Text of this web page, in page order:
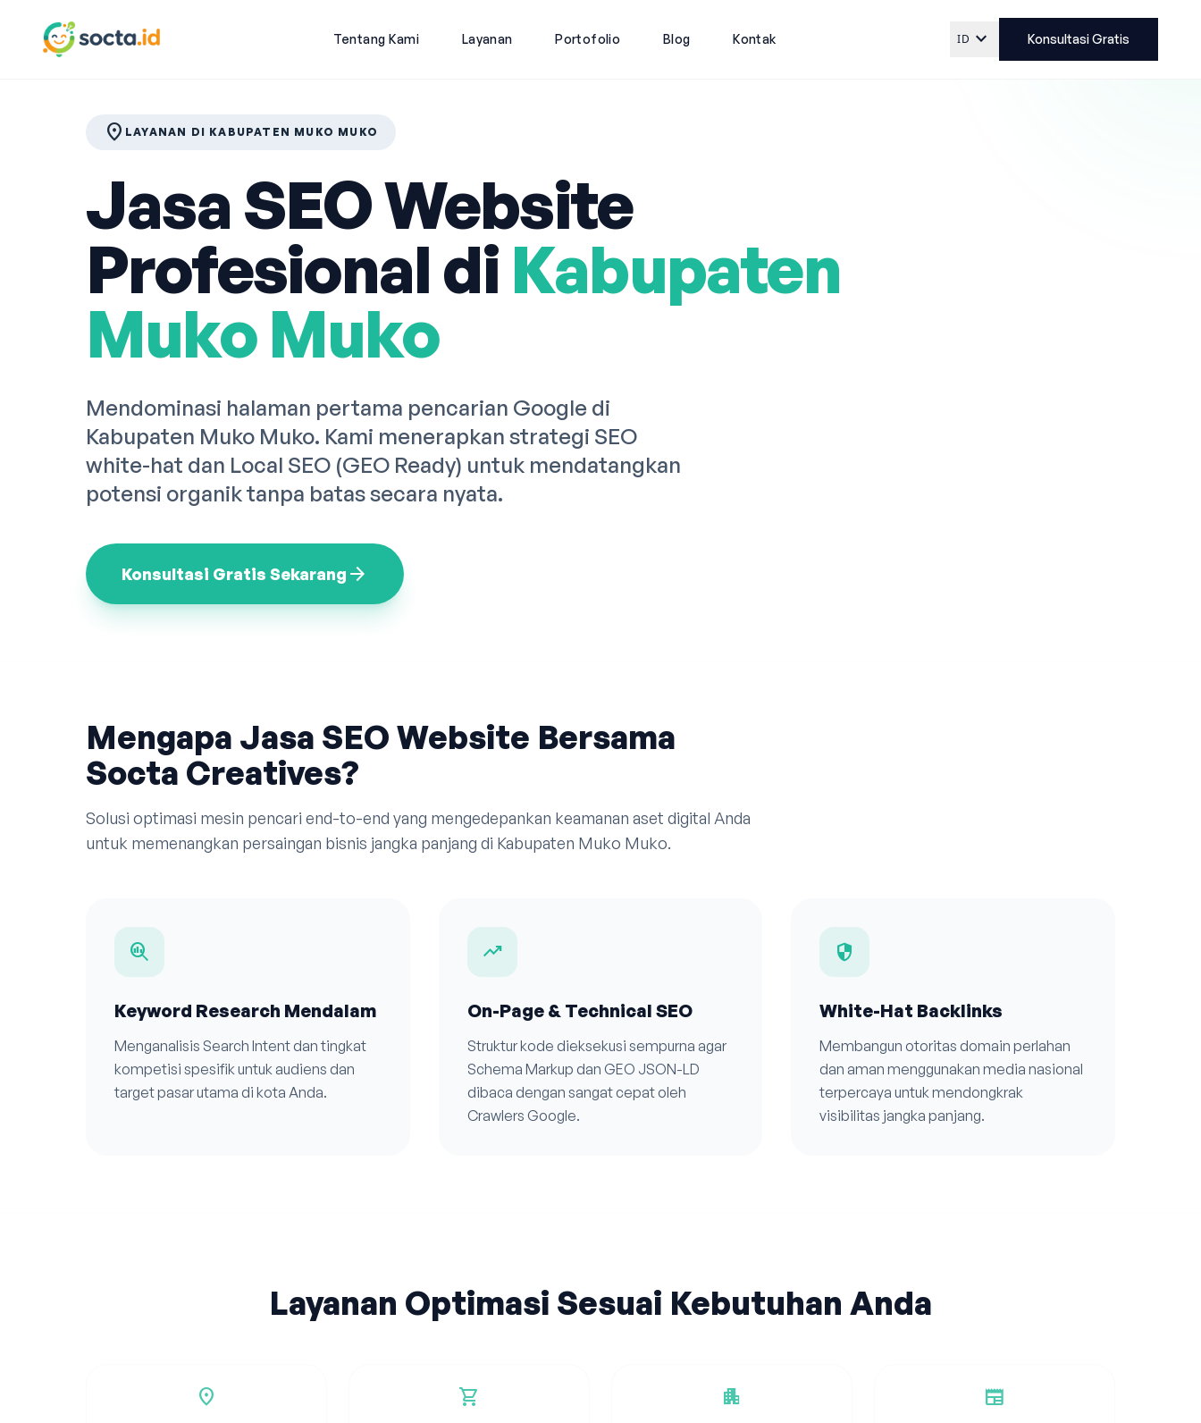
Tentang Kami Layanan Portofolio Blog Kontak ID expand_more Konsultasi Gratis
location_on LAYANAN DI KABUPATEN MUKO MUKO
Jasa SEO Website
Profesional di Kabupaten
Muko Muko
Mendominasi halaman pertama pencarian Google di
Kabupaten Muko Muko. Kami menerapkan strategi SEO
white-hat dan Local SEO (GEO Ready) untuk mendatangkan
potensi organik tanpa batas secara nyata.
Konsultasi Gratis Sekarang arrow_forward
Mengapa Jasa SEO Website Bersama
Socta Creatives?
Solusi optimasi mesin pencari end-to-end yang mengedepankan keamanan aset digital Anda
untuk memenangkan persaingan bisnis jangka panjang di Kabupaten Muko Muko.
search_insights
Keyword Research Mendalam
Menganalisis Search Intent dan tingkat
kompetisi spesifik untuk audiens dan
target pasar utama di kota Anda.
trending_up
On-Page & Technical SEO
Struktur kode dieksekusi sempurna agar
Schema Markup dan GEO JSON-LD
dibaca dengan sangat cepat oleh
Crawlers Google.
security
White-Hat Backlinks
Membangun otoritas domain perlahan
dan aman menggunakan media nasional
terpercaya untuk mendongkrak
visibilitas jangka panjang.
Layanan Optimasi Sesuai Kebutuhan Anda
location_on shopping_cart apartment newspaper